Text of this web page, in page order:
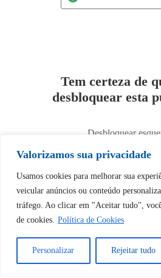
Valorizamos sua privacidade
Usamos cookies para melhorar sua
veicular anúncios ou conteúdo
tráfego. Ao clicar em "Aceitar tudo",
de cookies. Política de Cookies
Personalizar Rejeitar tudo
Tem certeza de
desbloquear esta
Desbloquear